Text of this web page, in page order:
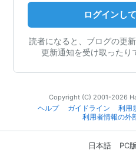
ログインし
読者になると、ブログの更
更新通知を受け取ったり
Copyright (C) 2001-2026
ヘルプ
ガイドライン 利用
利用者情報の外
日本語 PC版